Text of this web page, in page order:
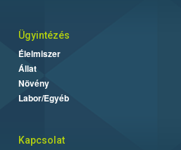
Ügyintézés
Élelmiszer
Állat
Növény
Labor/Egyéb
Kapcsolat